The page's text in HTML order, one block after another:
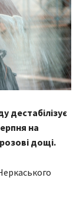
дестабілізує
на
дощі.